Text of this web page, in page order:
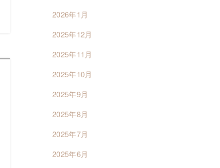
2026年1月
2025年12月
2025年11月
2025年10月
2025年9月
2025年8月
2025年7月
2025年6月